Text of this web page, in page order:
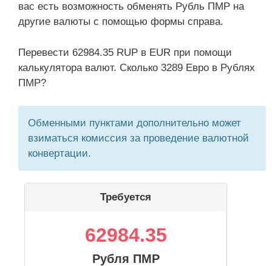
вас есть возможность обменять Рубль ПМР на
другие валюты с помощью формы справа.
Перевести 62984.35 RUP в EUR при помощи
калькулятора валют. Сколько 3289 Евро в Рублях
ПМР?
Обменными пунктами дополнительно может
взиматься комиссия за проведение валютной
конвертации.
Требуется
62984.35
Рубля ПМР